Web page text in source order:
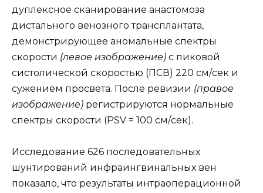
дуплексное сканирование анастомоза
дистального венозного трансплантата,
демонстрирующее аномальные спектры
скорости (левое изображение) с пиковой
систолической скоростью (ПСВ) 220 см/сек и
сужением просвета. После ревизии (правое
изображение) регистрируются нормальные
спектры скорости (PSV = 100 см/сек).
Исследование 626 последовательных
шунтирований инфраингвинальных вен
показало, что результаты интраоперационной